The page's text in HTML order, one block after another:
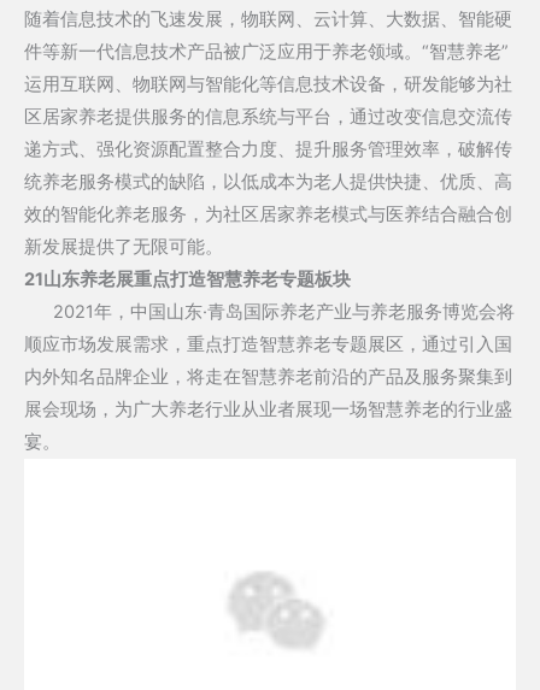
随着信息技术的飞速发展，物联网、云计算、大数据、智能硬
件等新一代信息技术产品被广泛应用于养老领域。“智慧养老”
运用互联网、物联网与智能化等信息技术设备，研发能够为社
区居家养老提供服务的信息系统与平台，通过改变信息交流传
递方式、强化资源配置整合力度、提升服务管理效率，破解传
统养老服务模式的缺陷，以低成本为老人提供快捷、优质、高
效的智能化养老服务，为社区居家养老模式与医养结合融合创
新发展提供了无限可能。
21山东养老展重点打造智慧养老专题板块
2021年，中国山东·青岛国际养老产业与养老服务博览会将
顺应市场发展需求，重点打造智慧养老专题展区，通过引入国
内外知名品牌企业，将走在智慧养老前沿的产品及服务聚集到
展会现场，为广大养老行业从业者展现一场智慧养老的行业盛
宴。